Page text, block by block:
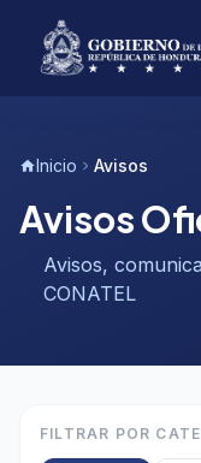
homeInicio chevron_right Avisos
Avisos
Avisos,
CONATEL
FILTRAR POR